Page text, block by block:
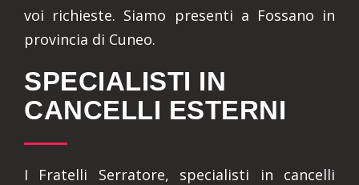
voi richieste. Siamo presenti a Fossano in
provincia di Cuneo.
SPECIALISTI IN
CANCELLI ESTERNI
I Fratelli Serratore, specialisti in cancelli